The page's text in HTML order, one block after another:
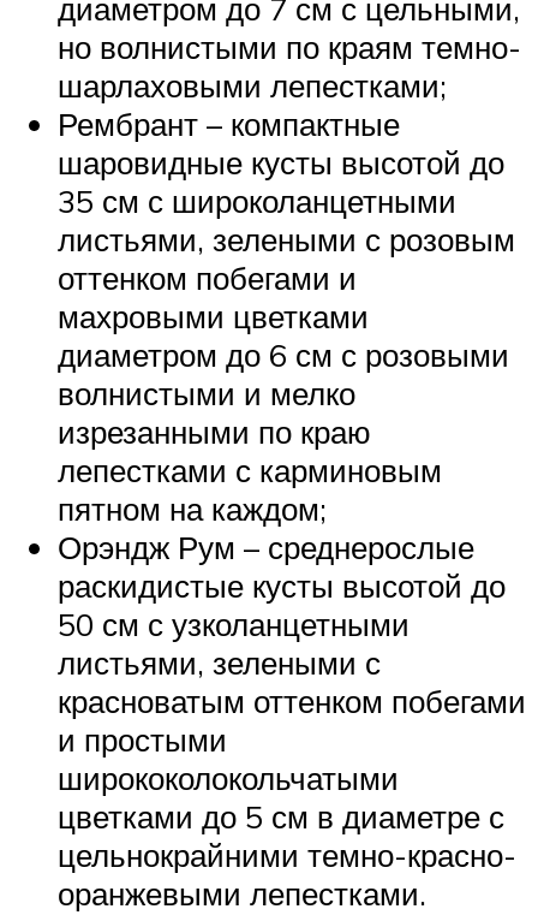
диаметром до 7 см с цельными,
но волнистыми по краям темно-
шарлаховыми лепестками;
Рембрант – компактные
шаровидные кусты высотой до
35 см с широколанцетными
листьями, зелеными с розовым
оттенком побегами и
махровыми цветками
диаметром до 6 см с розовыми
волнистыми и мелко
изрезанными по краю
лепестками с карминовым
пятном на каждом;
Орэндж Рум – среднерослые
раскидистые кусты высотой до
50 см с узколанцетными
листьями, зелеными с
красноватым оттенком побегами
и простыми
ширококолокольчатыми
цветками до 5 см в диаметре с
цельнокрайними темно-красно-
оранжевыми лепестками.